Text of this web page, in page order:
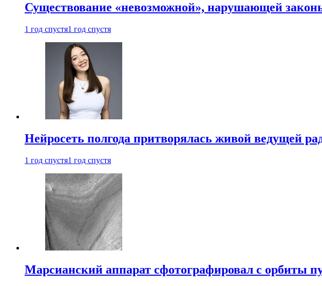
Существование «невозможной», нарушающей
1 год спустя1 год спустя
Нейросеть полгода притворялась живой ведущей
1 год спустя1 год спустя
Марсианский аппарат сфотографировал с орбиты